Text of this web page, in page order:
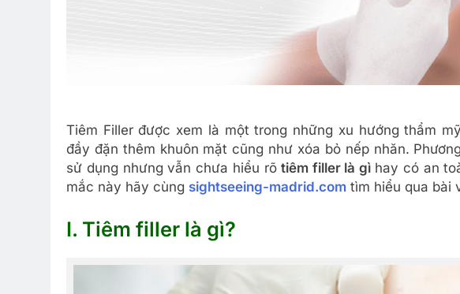
Tiêm Filler được xem là một trong những xu hướng thẩm
đầy đặn thêm khuôn mặt cũng như xóa bỏ nếp nhăn.
sử dụng nhưng vẫn chưa hiểu rõtiêm filler là gì hay có an
mắc này hãy cùng sightseeing-madrid.com tìm hiểu qua bài
I. Tiêm filler là gì?